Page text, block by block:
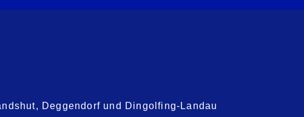
Deggendorf und Dingolfing-Landau